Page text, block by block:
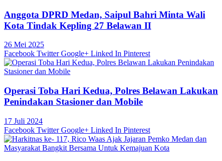
Anggota DPRD Medan, Saipul Bahri Minta Wali
Kota Tindak Kepling 27 Belawan II
26 Mei 2025
Facebook Twitter Google+ Linked In Pinterest
Operasi Toba Hari Kedua, Polres Belawan Lakukan
Penindakan Stasioner dan Mobile
17 Juli 2024
Facebook Twitter Google+ Linked In Pinterest